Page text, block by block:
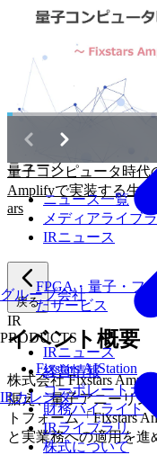
戻る
ニュース
ニュース一覧
メディアライブ
IRニュース
戻る
IR
IRニュース
経営情報
コーポレートガ
財務ハイライト
IRライブラリ
株式について
グループ会社
FPGA・量子・フ
たサービス
PRODUCTS
Fixstars AIStation
IRカレンダー
量子コンピュータ時代
Amplifyで実装する生
ars
イベント概要
株式会社 Fixstars
据え、量子アニーリン
トフォーム「Fixstars
と実業務への適用を進